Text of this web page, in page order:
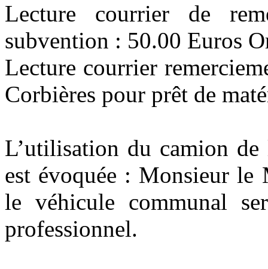
Lecture courrier de
subvention : 50.00 Euros
Lecture courrier
Corbières pour prêt de
L’utilisation du camion
est évoquée : Monsieur le
le véhicule communal
professionnel.